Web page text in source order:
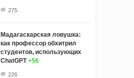
275
Мадагаскарская ловушка:
как профессор обхитрил
студентов, использующих
ChatGPT +56
226